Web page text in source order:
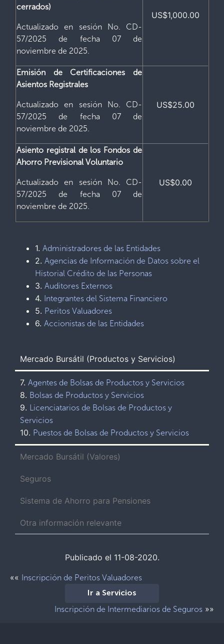
cerrados)
Actualizado en sesión No. CD-
57/2025 de fecha 07 de
noviembre de 2025.
US$1,000.00
Emisión de Certificaciones de
Asientos Registrales
Actualizado en sesión No. CD-
57/2025 de fecha 07 de
noviembre de 2025.
US$25.00
Asiento registral de los Fondos de
Ahorro Previsional Voluntario
Actualizado en sesión No. CD-
57/2025 de fecha 07 de
noviembre de 2025.
US$0.00
1. Administradores de las Entidades
2. Agencias de Información de Datos sobre el
Historial Crédito de las Personas
3. Auditores Externos
4. Integrantes del Sistema Financiero
5. Peritos Valuadores
6. Accionistas de las Entidades
Mercado Bursátil (Productos y Servicios)
7. Agentes de Bolsas de Productos y Servicios
8. Bolsas de Productos y Servicios
9. Licenciatarios de Bolsas de Productos y
Servicios
10. Puestos de Bolsas de Productos y Servicios
Mercado Bursátil (Valores)
Seguros
Sistema de Ahorro para Pensiones
Otra información relevante
Publicado el 11-08-2020.
«« Inscripción de Peritos Valuadores
Ir a Servicios
Inscripción de Intermediarios de Seguros »»